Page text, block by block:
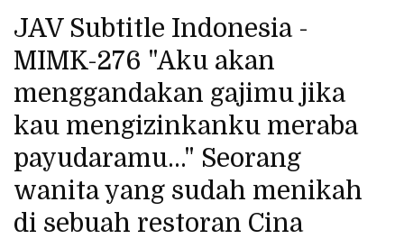
JAV Subtitle Indonesia -
MIMK-276 "Aku akan
menggandakan gajimu jika
kau mengizinkanku meraba
payudaramu..." Seorang
wanita yang sudah menikah
di sebuah restoran Cina